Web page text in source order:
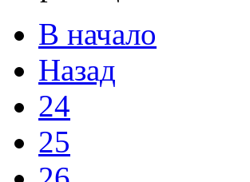
В начало
Назад
24
25